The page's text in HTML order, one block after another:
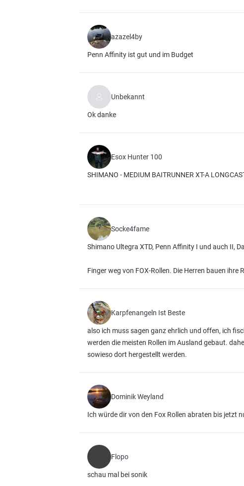
azazel4by
Penn Affinity ist gut und im Budget
Unbekannt
Ok danke
Esox Hunter 100
SHIMANO - MEDIUM BAITRUNNER XT-A
Socke4fame
Shimano Ultegra XTD, Penn Affinity I und auch II,
Finger weg von FOX-Rollen. Die Herren bauen
Karpfenangeln Ist Beste
also ich muss sagen ganz ehrlich und offen, ich
werden die meisten Rollen im Ausland gebaut.
sowieso dort hergestellt werden.
Dominik Weyland
Ich würde dir von den Fox Rollen abraten bis jetzt
Flopo
schau mal bei sonik